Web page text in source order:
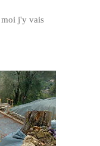
moi j'y vais